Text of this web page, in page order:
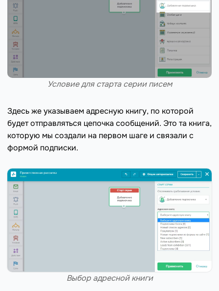
Условие для старта серии писем
Здесь же указываем адресную книгу, по которой
будет отправляться цепочка сообщений. Это та книга,
которую мы создали на первом шаге и связали с
формой подписки.
Выбор адресной книги